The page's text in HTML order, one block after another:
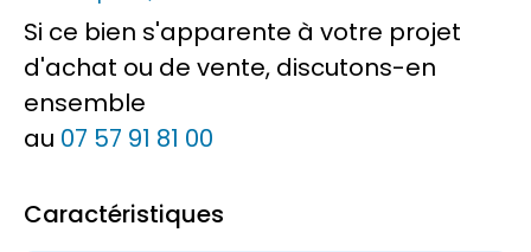
Si ce bien s'apparente à votre projet
d'achat ou de vente, discutons-en
ensemble
au 07 57 91 81 00
Caractéristiques